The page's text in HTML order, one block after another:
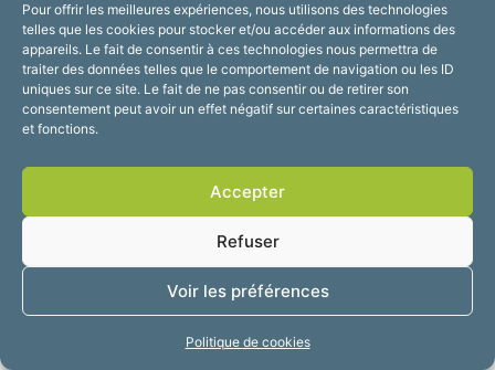
Pour offrir les meilleures expériences, nous utilisons des technologies
telles que les cookies pour stocker et/ou accéder aux informations des
appareils. Le fait de consentir à ces technologies nous permettra de
traiter des données telles que le comportement de navigation ou les ID
uniques sur ce site. Le fait de ne pas consentir ou de retirer son
consentement peut avoir un effet négatif sur certaines caractéristiques
et fonctions.
Accepter
Refuser
Voir les préférences
Politique de cookies